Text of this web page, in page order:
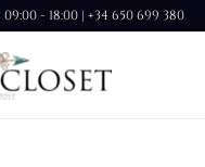
09:00 - 18:00 | +34 650 699 380